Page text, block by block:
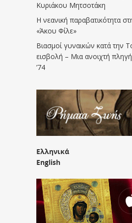
Κυριάκου Μητσοτάκη
Η νεανική παραβατικότητα
«Άκου Φίλε»
Βιασμοί γυναικών κατά την
εισβολή – Μια ανοιχτή
’74
Ελληνικά
English